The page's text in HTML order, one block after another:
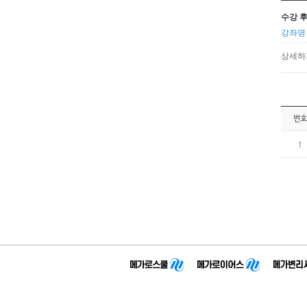
수강
강좌
상세
번호
1